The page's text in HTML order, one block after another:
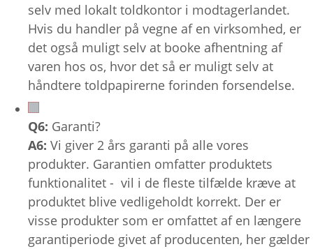
selv med lokalt toldkontor i modtagerlandet.
Hvis du handler på vegne af en virksomhed, er
det også muligt selv at booke afhentning af
varen hos os, hvor det så er muligt selv at
håndtere toldpapirerne forinden forsendelse.
Q6: Garanti?
A6: Vi giver 2 års garanti på alle vores
produkter. Garantien omfatter produktets
funktionalitet - vil i de fleste tilfælde kræve at
produktet blive vedligeholdt korrekt. Der er
visse produkter som er omfattet af en længere
garantiperiode givet af producenten, her gælder